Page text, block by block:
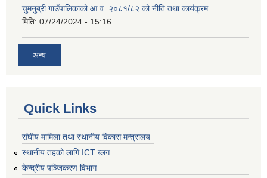
चुमनुब्री गाउँपालिकाको आ.व. २०८१/८२ को नीति तथा कार्यक्रम
मिति: 07/24/2024 - 15:16
अन्य
Quick Links
संघीय मामिला तथा स्थानीय विकास मन्त्रालय
स्थानीय तहको लागि ICT ब्लग
केन्द्रीय पञ्जिकरण विभाग